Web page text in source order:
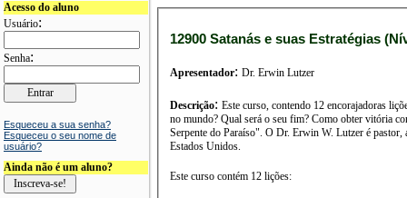
Acesso do aluno
Usuário:
Senha:
Esqueceu a sua senha?
Esqueceu o seu nome de
usuário?
Ainda não é um aluno?
12900 Satanás e suas Estratégias
Apresentador: Dr. Erwin Lutzer
Descrição: Este curso, contendo 12 encorajadoras lições,
no mundo? Qual será o seu fim? Como obter vitória
Serpente do Paraíso". O Dr. Erwin W. Lutzer é
Estados Unidos.
Este curso contém 12 lições: